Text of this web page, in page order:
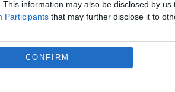
This information may also be disclosed by
Participants that may further disclose it to
CONFIRM
Casa Albă lovesc principii
creare a NATO
Unite au făcut de mulți
fonduri de la bugetul de